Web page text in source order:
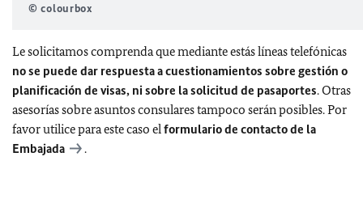
© colourbox
Le solicitamos comprenda que mediante estás líneas telefónicas
no se puede dar respuesta a cuestionamientos sobre gestión o
planificación de visas, ni sobre la solicitud de pasaportes. Otras
asesorías sobre asuntos consulares tampoco serán posibles. Por
favor utilice para este caso elformulario de contacto de la
Embajada
.